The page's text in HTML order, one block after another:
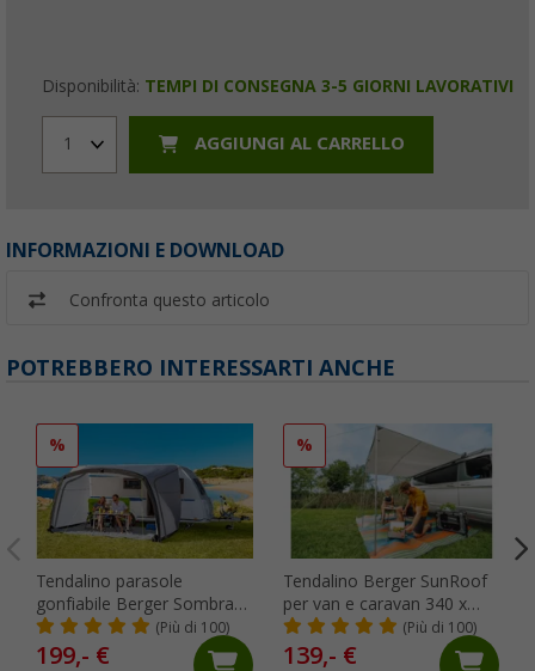
Disponibilità: TEMPI DI CONSEGNA 3-5 GIORNI LAVORATIVI
1 AGGIUNGI AL CARRELLO
INFORMAZIONI E DOWNLOAD
Confronta questo articolo
POTREBBERO INTERESSARTI ANCHE
%
Tendalino parasole
gonfiabile Berger Sombra-
Air 400 cm
(Più di 100)
199,- €
%
Tendalino Berger SunRoof
per van e caravan 340 x
240 cm
(Più di 100)
139,- €